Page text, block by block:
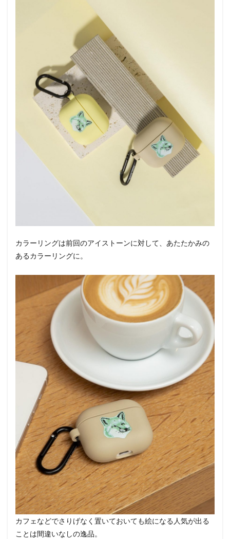
カラーリングは前回のアイストーンに対して、あたたかみの
あるカラーリングに。
カフェなどでさりげなく置いておいても絵になる人気が出る
ことは間違いなしの逸品。